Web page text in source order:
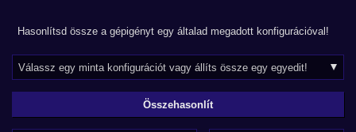
Hasonlítsd össze a gépigényt egy általad megadott konfigurációval!